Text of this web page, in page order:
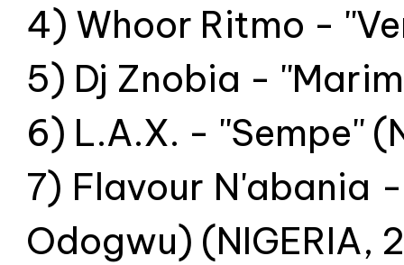
4) Whoor Ritmo -
5) Dj Znobia -
6) L.A.X. - ''Sempe''
7) Flavour N'abania
Odogwu) (NIGERIA,